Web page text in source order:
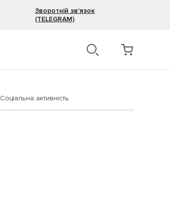
Зворотній зв'язок
(TELEGRAM)
Соціальна активність